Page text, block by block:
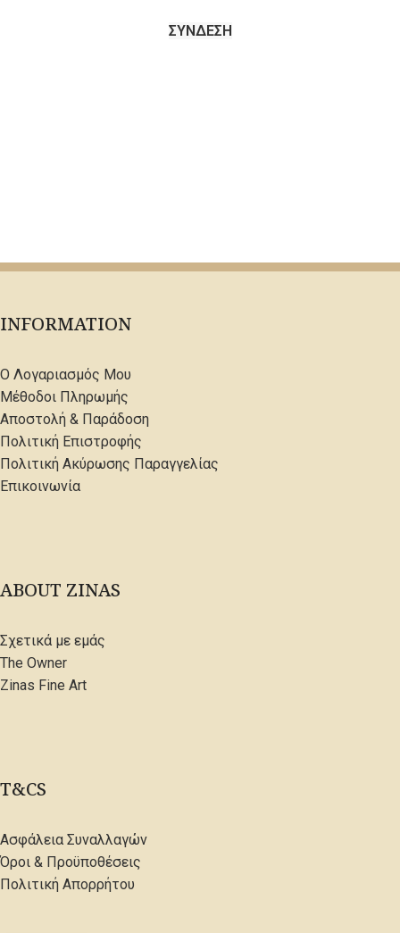
ΣΎΝΔΕΣΗ
INFORMATION
Ο Λογαριασμός Μου
Μέθοδοι Πληρωμής
Αποστολή & Παράδοση
Πολιτική Επιστροφής
Πολιτική Ακύρωσης Παραγγελίας
Επικοινωνία
ABOUT ZINAS
Σχετικά με εμάς
The Owner
Zinas Fine Art
T&CS
Ασφάλεια Συναλλαγών
Όροι & Προϋποθέσεις
Πολιτική Απορρήτου